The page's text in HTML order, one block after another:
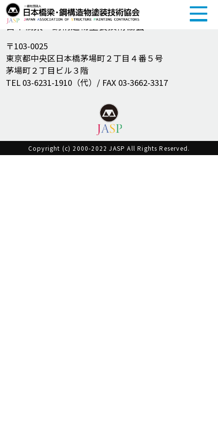
一般社団法人
日本橋梁・鋼構造物塗装技術協会
〒103-0025
東京都中央区日本橋茅場町２丁目４番５号
茅場町２丁目ビル３階
TEL 03-6231-1910（代）/ FAX 03-3662-3317
Copyright (c) 2000-2022 JASP All Rights Reserved.